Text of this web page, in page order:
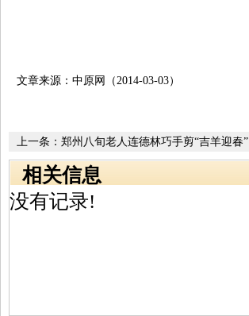
文章来源：中原网（2014-03-03）
上一条： 郑州八旬老人连德林巧手剪“吉羊迎春”
相关信息
没有记录!